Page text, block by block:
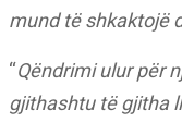
mund të shkaktojë
“Qëndrimi ulur për
gjithashtu të gjitha